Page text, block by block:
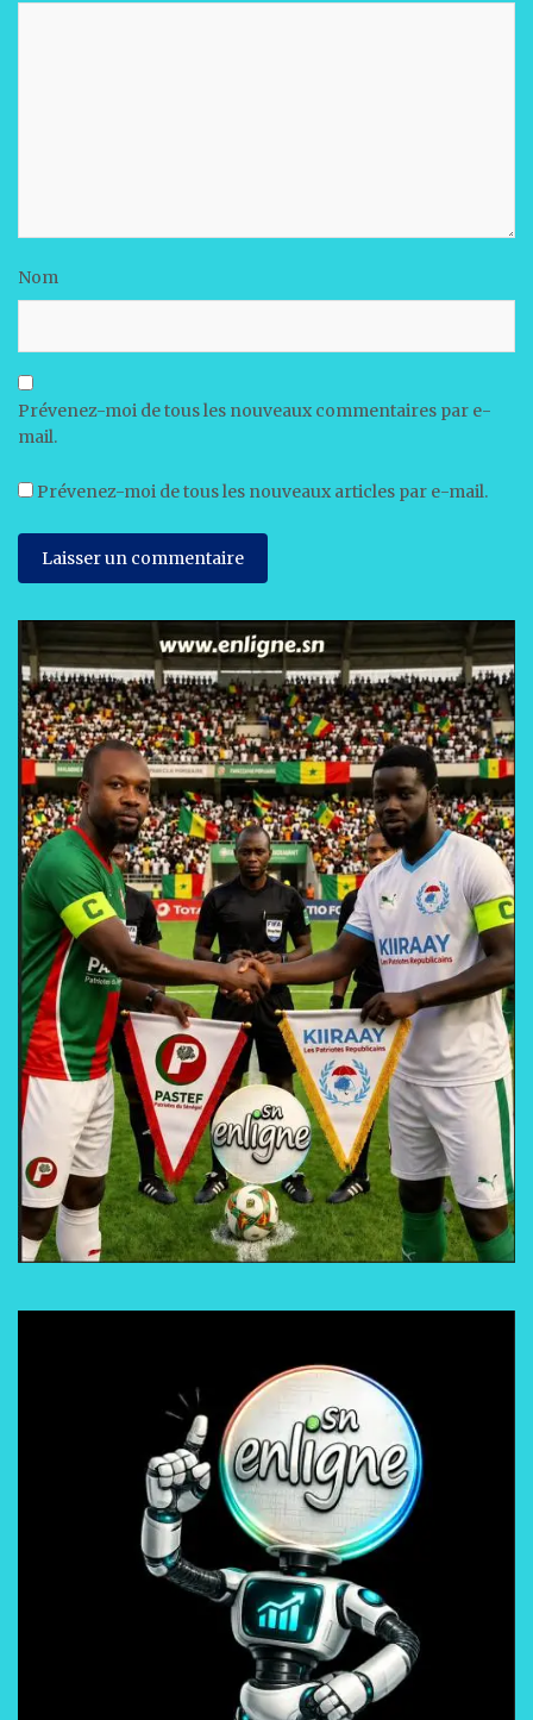
Nom
Prévenez-moi de tous les nouveaux commentaires par e-
mail.
Prévenez-moi de tous les nouveaux articles par e-mail.